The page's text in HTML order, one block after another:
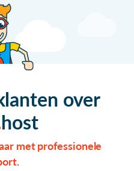
over
host
met professionele